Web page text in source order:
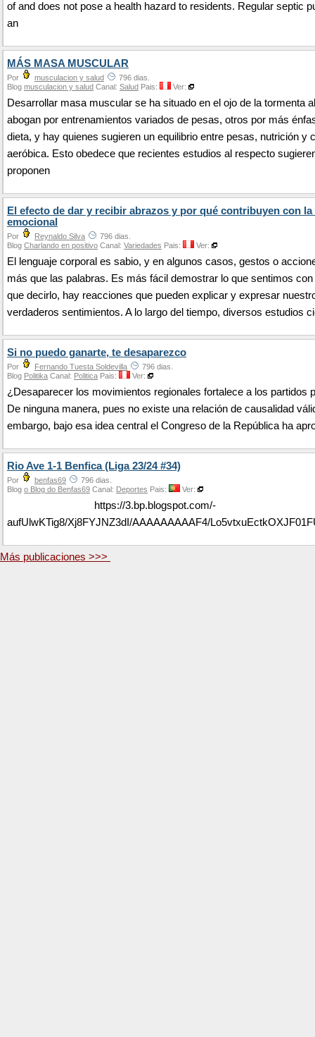
of and does not pose a health hazard to residents. Regular septic
an
MÁS MASA MUSCULAR
Por musculacion y salud
796 dias.
Blog musculacion y salud Canal: Salud Pais: Ver:
Desarrollar masa muscular se ha situado en el ojo de la tormenta
abogan por entrenamientos variados de pesas, otros por más
dieta, y hay quienes sugieren un equilibrio entre pesas, nutrición y
aeróbica. Esto obedece que recientes estudios al respecto
proponen
El efecto de dar y recibir abrazos y por qué contribuyen con la
emocional
Por Reynaldo Silva
796 dias.
Blog Charlando en positivo Canal: Variedades Pais: Ver:
El lenguaje corporal es sabio, y en algunos casos, gestos o
más que las palabras. Es más fácil demostrar lo que sentimos
que decirlo, hay reacciones que pueden explicar y expresar
verdaderos sentimientos. A lo largo del tiempo, diversos estudios
Si no puedo ganarte, te desaparezco
Por Fernando Tuesta Soldevilla
796 dias.
Blog Politika Canal: Politica Pais: Ver:
¿Desaparecer los movimientos regionales fortalece a los partidos
De ninguna manera, pues no existe una relación de causalidad
embargo, bajo esa idea central el Congreso de la República ha
Rio Ave 1-1 Benfica (Liga 23/24 #34)
Por benfas69
796 dias.
Blog o Blog do Benfas69 Canal: Deportes Pais: Ver:
https://3.bp.blogspot.com/-
aufUlwKTig8/Xj8FYJNZ3dI/AAAAAAAAAF4/
Más publicaciones >>>